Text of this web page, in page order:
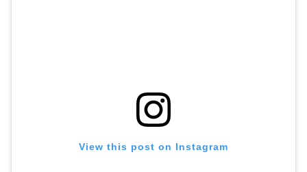
View this post on Instagram